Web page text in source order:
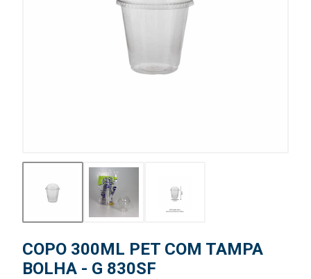
COPO 300ML PET COM TAMPA
BOLHA - G 830SF